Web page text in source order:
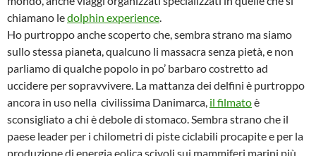
chiamano ledolphin experience.
Ho purtroppo anche scoperto che, sembra strano ma siamo
sullo stessa pianeta, qualcuno li massacra senza pietà, e non
parliamo di qualche popolo in po’ barbaro costretto ad
uccidere per sopravvivere. La mattanza dei delfini è purtroppo
ancora in uso nella civilissima Danimarca, il filmatoè
sconsigliato a chi è debole di stomaco. Sembra strano che il
paese leader per i chilometri di piste ciclabili procapite e per la
produzione di energia eolica scivoli sui mammiferi marini più